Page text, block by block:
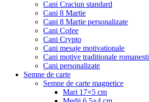
Cani Craciun standard
Cani 8 Martie
Cani 8 Martie personalizate
Cani Cofee
Cani Crypto
Cani mesaje motivationale
Cani motive traditionale romanesti
Cani personalizate
Semne de carte
Semne de carte magnetice
Mari 17×5 cm